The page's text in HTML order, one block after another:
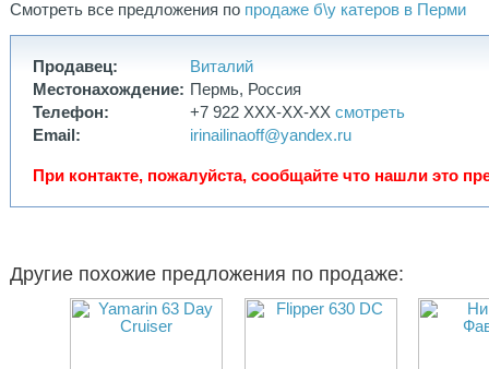
Смотреть все предложения по продаже б\у катеров в Перми
Продавец:
Виталий
Местонахождение: Пермь, Россия
Телефон:
+7 922 XXX-XX-XX смотреть
Email:
irinailinaoff@yandex.ru
При контакте, пожалуйста, сообщайте что нашли это
Другие похожие предложения по продаже: